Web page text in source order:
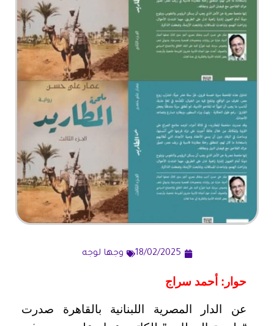
18/02/2025 وجها لوجه
حوار: أحمد سراج
عن الدار المصرية اللبنانية بالقاهرة صدرت